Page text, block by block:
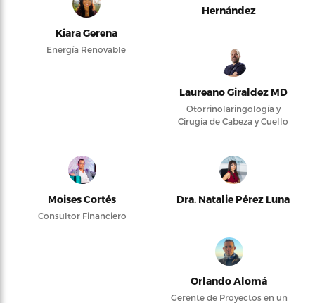
Kiara Gerena
Energía Renovable
Hernández
Laureano Giraldez MD
Otorrinolaringología y
Cirugía de Cabeza y Cuello
Moises Cortés
Consultor Financiero
Dra. Natalie Pérez Luna
Orlando Alomá
Gerente de Proyectos en un